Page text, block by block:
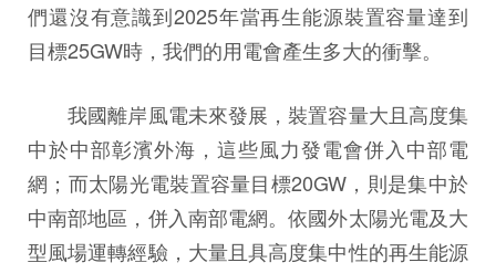
們還沒有意識到2025年當再生能源裝置容量達到
目標25GW時，我們的用電會產生多大的衝擊。
我國離岸風電未來發展，裝置容量大且高度集
中於中部彰濱外海，這些風力發電會併入中部電
網；而太陽光電裝置容量目標20GW，則是集中於
中南部地區，併入南部電網。依國外太陽光電及大
型風場運轉經驗，大量且具高度集中性的再生能源